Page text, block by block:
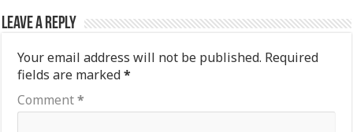
Leave a Reply
Your email address will not be published. Required
fields are marked*
Comment*